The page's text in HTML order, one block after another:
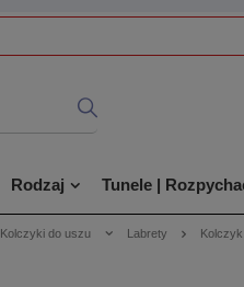
Rodzaj Tunele |
Kolczyki do uszu Labrety